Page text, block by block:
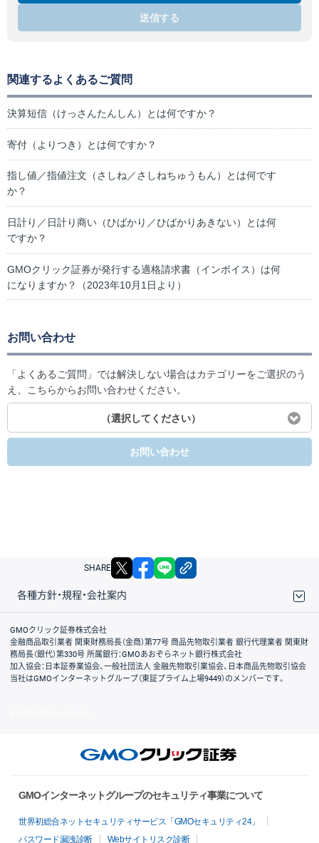
送信する
関連するよくあるご質問
決算短信（けっさんたんしん）とは何ですか？
寄付（よりつき）とは何ですか？
指し値／指値注文（さしね／さしねちゅうもん）とは何です
か？
日計り／日計り商い（ひばかり／ひばかりあきない）とは何
ですか？
GMOクリック証券が発行する適格請求書（インボイス）は何
になりますか？（2023年10月1日より）
お問い合わせ
「よくあるご質問」では解決しない場合はカテゴリーをご選択のう
え、こちらからお問い合わせください。
（選択してください）
お問い合わせ
SHARE X facebook
各種方針・規程・会社案内
取引規程・約款
サイトマップ
その他のご案内
個人情報保護方針
最良執行方針
サイトのご利用について
ディスクレイマー
信託保全
リスク説明
会社案内
GMOクリック証券株式会社
金融商品取引業者 関東財務局長（金商）第77号 商品先物取引業者 銀行代理業者 関東財
務局長（銀代）第330号 所属銀行：GMOあおぞらネット銀行株式会社
加入協会：日本証券業協会、一般社団法人 金融先物取引業協会、日本商品先物取引協会
当社はGMOインターネットグループ（東証プライム上場9449）のメンバーです。
GMOインターネットグループのセキュリティ事業について
世界初総合ネットセキュリティサービス「GMOセキュリティ24」
パスワード漏洩診断
Webサイトリスク診断